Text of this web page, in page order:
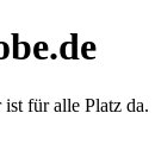
für alle Platz da.